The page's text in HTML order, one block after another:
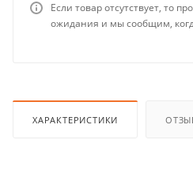
Если товар отсутствует, то
ожидания и мы сообщим,
ХАРАКТЕРИСТИКИ